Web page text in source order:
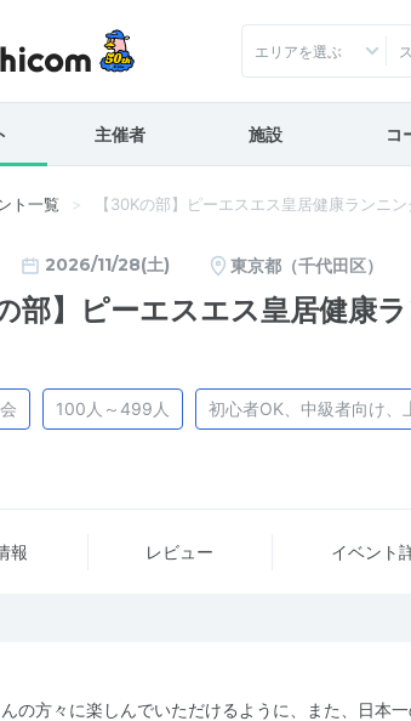
エリアを選ぶ
主催者 施設 コ
ト一覧 【30Kの部】ピーエスエス皇居健康ランニ
2026/11/28(土) 東京都（千代田区）
部】ピーエスエス皇居健康
100人～499人 初心者OK、中級者向け、
報 レビュー イベント
の方々に楽しんでいただけるように、また、日本